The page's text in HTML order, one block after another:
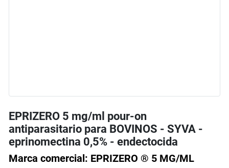
EPRIZERO 5 mg/ml pour-on
antiparasitario para BOVINOS - SYVA -
eprinomectina 0,5% - endectocida
Marca comercial: EPRIZERO ® 5 MG/ML